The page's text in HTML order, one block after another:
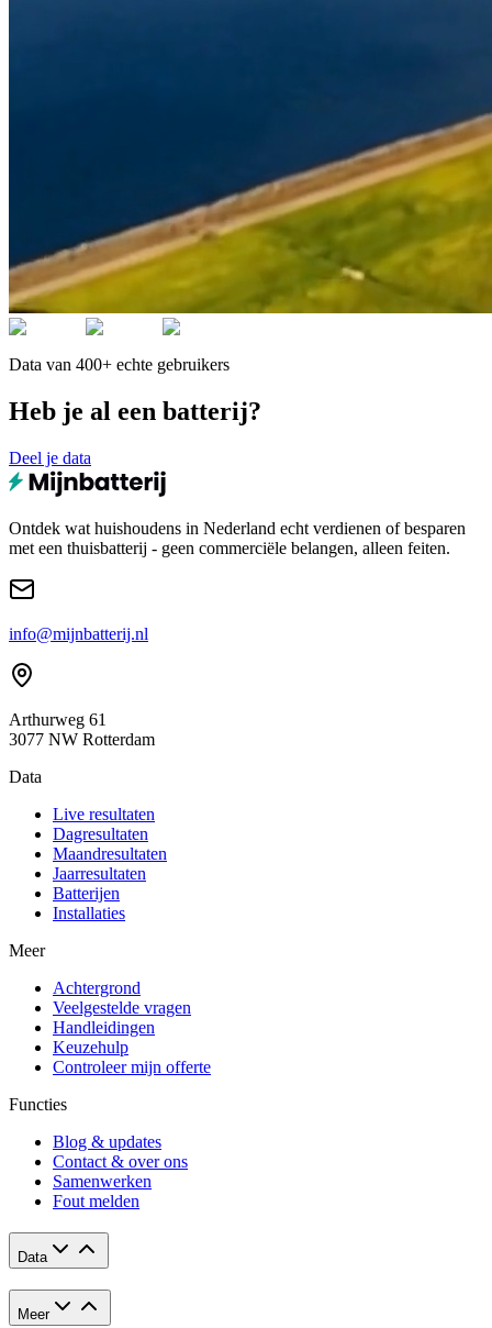
Data van 400+ echte gebruikers
Heb je al een batterij?
Deel je data
Ontdek wat huishoudens in Nederland echt verdienen of besparen
met een thuisbatterij - geen commerciële belangen, alleen feiten.
info@mijnbatterij.nl
Arthurweg 61
3077 NW Rotterdam
Data
Live resultaten
Dagresultaten
Maandresultaten
Jaarresultaten
Batterijen
Installaties
Meer
Achtergrond
Veelgestelde vragen
Handleidingen
Keuzehulp
Controleer mijn offerte
Functies
Blog & updates
Contact & over ons
Samenwerken
Fout melden
Data
Meer